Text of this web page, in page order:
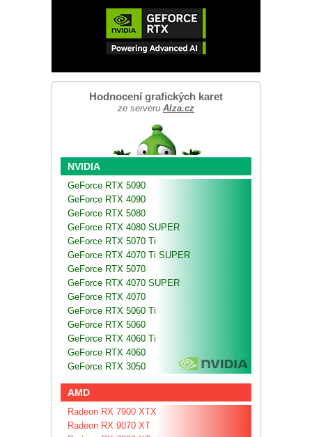
Hodnocení grafických karet
ze serveru Alza.cz
NVIDIA
GeForce RTX 5090
GeForce RTX 4090
GeForce RTX 5080
GeForce RTX 4080 SUPER
GeForce RTX 5070 Ti
GeForce RTX 4070 Ti SUPER
GeForce RTX 5070
GeForce RTX 4070 SUPER
GeForce RTX 4070
GeForce RTX 5060 Ti
GeForce RTX 5060
GeForce RTX 4060 Ti
GeForce RTX 4060
GeForce RTX 3050
AMD
Radeon RX 7900 XTX
Radeon RX 9070 XT